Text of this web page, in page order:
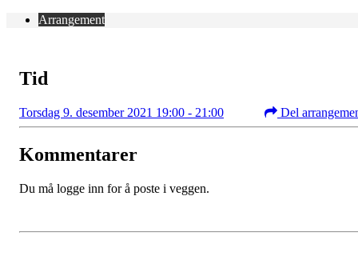
Arrangement
Tid
Torsdag 9. desember 2021 19:00 - 21:00 Del
Kommentarer
Du må logge inn for å poste i veggen.